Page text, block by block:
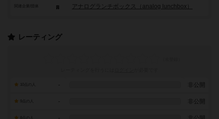
アナログランチボックス（analog lunchbox）
レーティング
- 非公開
- 非公開